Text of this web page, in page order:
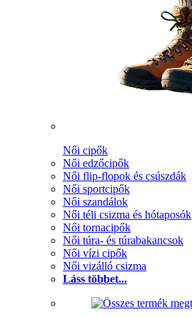
Női cipők
Női edzőcipők
Női flip-flopok és csúszdák
Női sportcipők
Női szandálok
Női téli csizma és hótaposók
Női tornacipők
Női túra- és túrabakancsok
Női vízi cipők
Női vizálló csizma
Láss többet...